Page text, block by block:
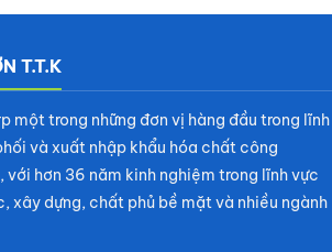
Rate this product
T.T.K
một trong những đơn vị hàng đầu trong lĩnh
và xuất nhập khẩu hóa chất công
hơn 36 năm kinh nghiệm trong lĩnh vực
xây dựng, chất phủ bề mặt và nhiều ngành